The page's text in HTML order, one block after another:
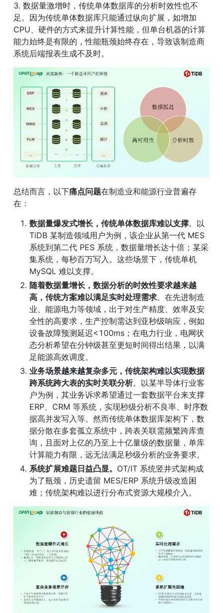
3. 数据量激增时，传统单体数据库的分析时效性也不
足。因为传统单体数据库只能通过纵向扩展，如增加
CPU、硬件的方式来提升计算性能，但单台机器的计算
能力始终是有限的，性能瓶颈始终存在，导致该制造商
系统后端报表生成不及时。
总结而言，以下痛点问题在制造业和能源行业普遍存
在：
数据量爆发式增长，传统单体数据库难以支撑。以
TiDB 某制造领域用户为例，该企业从第一代 MES
系统到第二代 PES 系统，数据量增长达十倍；某采
集系统，每秒百万写入。这些场景下，传统单机
MySQL 难以支撑。
随着数据量增长，数据分析的时效性要求越来越
高，传统方案难以满足实时处理需求。在先进制造
业、能源电力等领域，出于对生产精度、效率及安
全性的高要求，生产控制需达到亚秒级响应，例如
设备故障预测延迟<100ms；在电力行业，电网状
态分析希望在分钟级甚至更短时间得出结果，以满
足能源高效调度。
业务场景越来越复杂多元，传统架构难以实现数据
跨系统跨大表的实时关联分析。以某半导体行业客
户为例，其业务诉求希望通过一套数据平台来支撑
ERP、CRM 等系统，实现秒级分析不良率、时序数
据高并发写入等。然而传统单体数据库架构下，数
据分散在多套孤立系统中，跨表关联需频繁跨库查
询，且面对上亿的乃至上十亿量级的数据量，单库
计算能力有限，远无法满足秒级分析的业务要求。
系统扩展难题日益凸显。 OT/IT 系统竖井式架构成
为了瓶颈，历史遗留 MES/ERP 系统升级改造困
难；传统架构难以进行分布式资源大规模介入。